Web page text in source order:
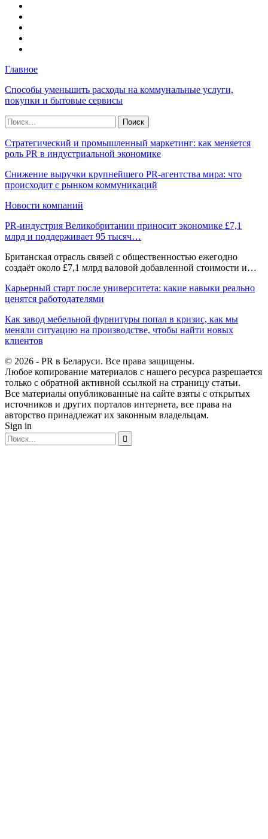
Главное
Способы уменьшить расходы на коммунальные услуги,
покупки и бытовые сервисы
Стратегический и промышленный маркетинг: как меняется
роль PR в индустриальной экономике
Снижение выручки крупнейшего PR-агентства мира: что
происходит с рынком коммуникаций
Новости компаний
PR-индустрия Великобритании приносит экономике £7,1
млрд и поддерживает 95 тысяч…
Британская отрасль связей с общественностью ежегодно
создаёт около £7,1 млрд валовой добавленной стоимости и…
Карьерный старт после университета: какие навыки реально
ценятся работодателями
Как завод мебельной фурнитуры попал в кризис, как мы
меняли ситуацию на производстве, чтобы найти новых
клиентов
© 2026 - PR в Беларуси. Все права защищены.
Любое копирование материалов с нашего ресурса разрешается
только с обратной активной ссылкой на страницу статьи.
Все материалы опубликованные на сайте взяты с открытых
источников и других порталов интернета, все права на
авторство принадлежат их законным владельцам.
Sign in